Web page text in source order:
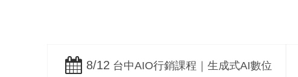
8/12 台中AIO行銷課程｜生成式AI數位